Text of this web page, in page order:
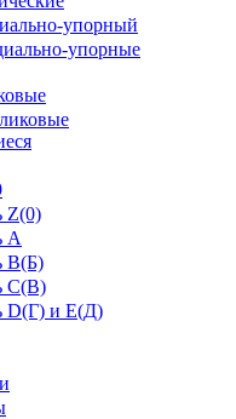
упорный
упорные
Z(0)
А
В(Б)
С(В)
D(Г) и E(Д)